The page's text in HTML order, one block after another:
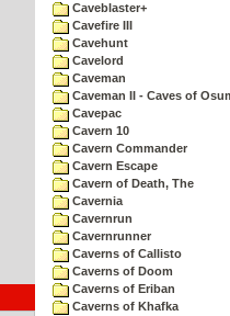
Caveblaster+
Cavefire III
Cavehunt
Cavelord
Caveman
Caveman II - Caves of
Cavepac
Cavern 10
Cavern Commander
Cavern Escape
Cavern of Death, The
Cavernia
Cavernrun
Cavernrunner
Caverns of Callisto
Caverns of Doom
Caverns of Eriban
Caverns of Khafka